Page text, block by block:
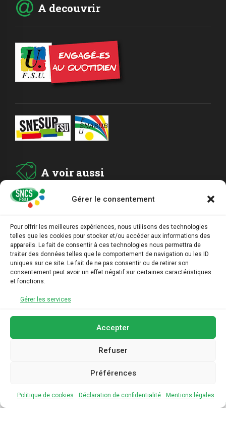
Gérer le consentement
Pour offrir les meilleures expériences, nous utilisons des technologies
telles que les cookies pour stocker et/ou accéder aux informations des
appareils. Le fait de consentir à ces technologies nous permettra de
traiter des données telles que le comportement de navigation ou les ID
uniques sur ce site. Le fait de ne pas consentir ou de retirer son
consentement peut avoir un effet négatif sur certaines caractéristiques
et fonctions.
Gérer les services
Accepter
Refuser
Préférences
Politique de cookies Déclaration de confidentialité Mentions légales
A decouvrir
A voir aussi
ADHESION
ARCHIVES
AGENDA